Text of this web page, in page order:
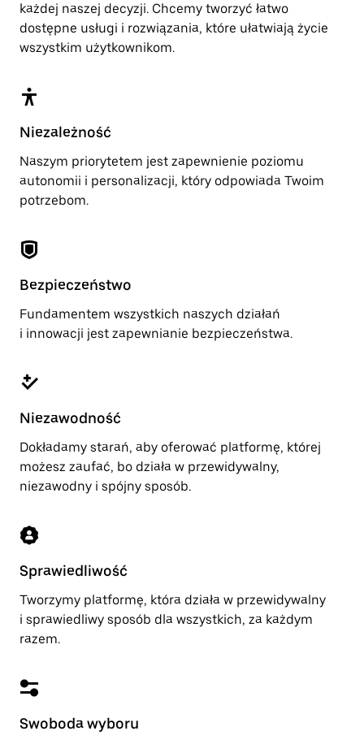
każdej naszej decyzji. Chcemy tworzyć łatwo
dostępne usługi i rozwiązania, które ułatwiają życie
wszystkim użytkownikom.
Niezależność
Naszym priorytetem jest zapewnienie poziomu
autonomii i personalizacji, który odpowiada Twoim
potrzebom.
Bezpieczeństwo
Fundamentem wszystkich naszych działań
i innowacji jest zapewnianie bezpieczeństwa.
Niezawodność
Dokładamy starań, aby oferować platformę, której
możesz zaufać, bo działa w przewidywalny,
niezawodny i spójny sposób.
Sprawiedliwość
Tworzymy platformę, która działa w przewidywalny
i sprawiedliwy sposób dla wszystkich, za każdym
razem.
Swoboda wyboru